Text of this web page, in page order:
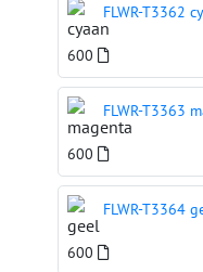
FLWR-T3362
600
FLWR-T3363
600
FLWR-T3364
600